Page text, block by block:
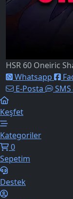
HSR 60 Oneiric
Whatsapp
E-Posta
SMS
Keşfet
Kategoriler
0
Sepetim
Destek